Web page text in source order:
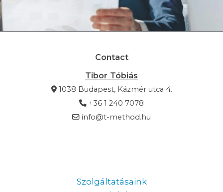
Contact
Tibor Tóbiás
1038 Budapest, Kázmér utca 4.
+36 1 240 7078
info@t-method.hu
Szolgáltatásaink